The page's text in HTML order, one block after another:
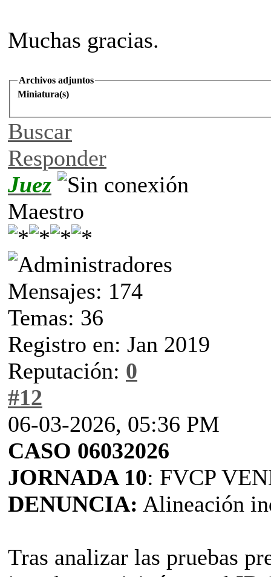
Muchas gracias.
Archivos adjuntos
Miniatura(s)
Buscar
Responder
Juez
Maestro
Mensajes: 174
Temas: 36
Registro en: Jan 2019
Reputación: 0
#12
06-03-2026, 05:36 PM
CASO 06032026
JORNADA 10: FVCP
DENUNCIA: Alineación
Tras analizar las pruebas